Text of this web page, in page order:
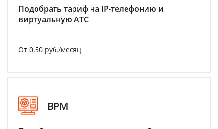
Подобрать тариф на IP-телефонию и
виртуальную АТС
От 0.50 руб./месяц
BPM